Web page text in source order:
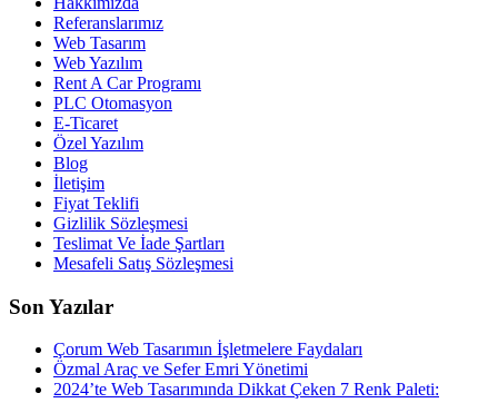
Referanslarımız
Web Tasarım
Web Yazılım
Rent A Car Programı
PLC Otomasyon
E-Ticaret
Özel Yazılım
Blog
İletişim
Fiyat Teklifi
Gizlilik Sözleşmesi
Teslimat Ve İade Şartları
Mesafeli Satış Sözleşmesi
Son Yazılar
Çorum Web Tasarımın İşletmelere Faydaları
Özmal Araç ve Sefer Emri Yönetimi
2024’te Web Tasarımında Dikkat Çeken 7 Renk Paleti: